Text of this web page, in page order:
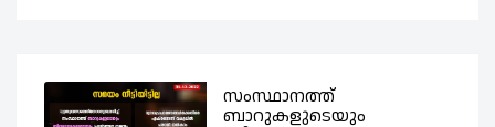
സംസ്ഥാനത്ത്
ബാറുകളുടെയും